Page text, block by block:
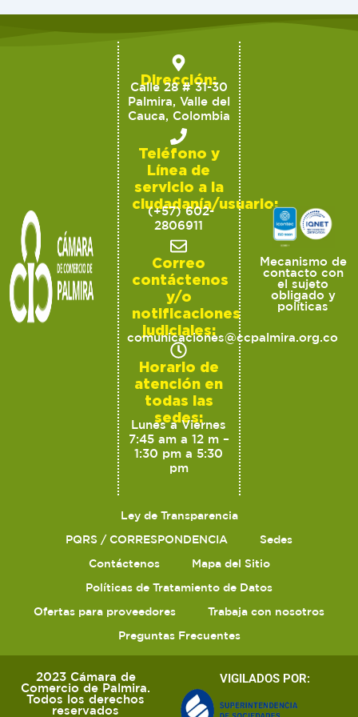
Dirección:
Calle 28 # 31-30
Palmira, Valle del
Cauca, Colombia
Teléfono y
Línea de
servicio a la
ciudadanía/usuario:
(+57) 602-
2806911
Correo
contáctenos
y/o
notificaciones
judiciales:
comunicaciones@ccpalmira.org.co
Horario de
atención en
todas las
sedes:
Lunes a Viernes
7:45 am a 12 m –
1:30 pm a 5:30
pm
Mecanismo de
contacto con
el sujeto
obligado y
políticas
Ley de Transparencia
PQRS / CORRESPONDENCIA
Sedes
Contáctenos
Mapa del Sitio
Políticas de Tratamiento de Datos
Ofertas para proveedores
Trabaja con nosotros
Preguntas Frecuentes
2023 Cámara de
Comercio de Palmira.
Todos los derechos
reservados
VIGILADOS POR: